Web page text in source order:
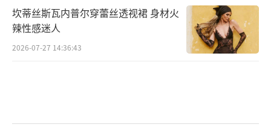
坎蒂丝斯瓦内普尔穿蕾丝透视裙 身材火
辣性感迷人
2026-07-27 14:36:43